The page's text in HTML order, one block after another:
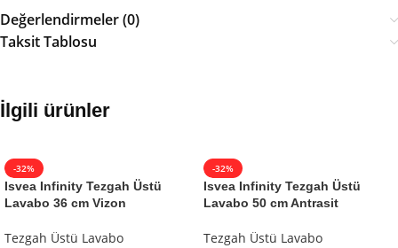
Değerlendirmeler (0)
Taksit Tablosu
İlgili ürünler
-32%
Isvea Infinity Tezgah Üstü
Lavabo 36 cm Vizon
Tezgah Üstü Lavabo
-32%
Isvea Infinity Tezgah Üstü
Lavabo 50 cm Antrasit
Tezgah Üstü Lavabo